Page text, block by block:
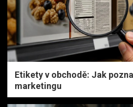
Etikety v obchodě: Jak
marketingu